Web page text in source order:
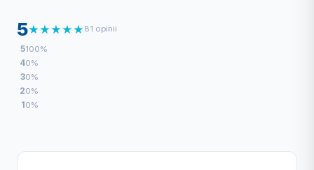
5★★★★★ 81 opinii
5100%
40%
30%
20%
10%